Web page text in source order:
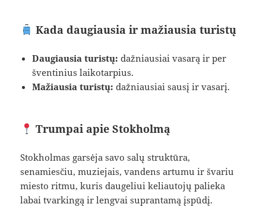
Kada daugiausia ir mažiausia turistų
Daugiausia turistų: dažniausiai vasarą ir per
šventinius laikotarpius.
Mažiausia turistų: dažniausiai sausį ir vasarį.
Trumpai apie Stokholmą
Stokholmas garsėja savo salų struktūra,
senamiesčiu, muziejais, vandens artumu ir švariu
miesto ritmu, kuris daugeliui keliautojų palieka
labai tvarkingą ir lengvai suprantamą įspūdį.